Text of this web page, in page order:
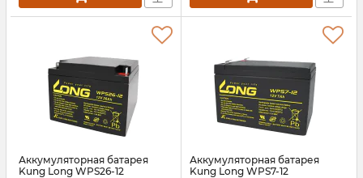
Аккумуляторная батарея
Kung Long WPS26-12
Аккумуляторная батарея
Kung Long WPS7-12